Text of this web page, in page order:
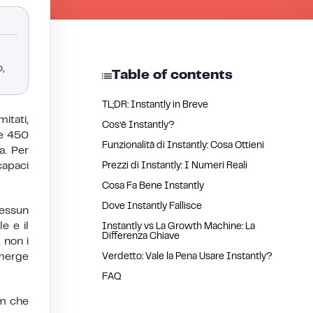
Table of contents
TL;DR: Instantly in Breve
Cos’è Instantly?
Funzionalità di Instantly: Cosa Ottieni
Prezzi di Instantly: I Numeri Reali
Cosa Fa Bene Instantly
Dove Instantly Fallisce
Instantly vs La Growth Machine: La
Differenza Chiave
Verdetto: Vale la Pena Usare Instantly?
FAQ
450
Per
e il
non i
che